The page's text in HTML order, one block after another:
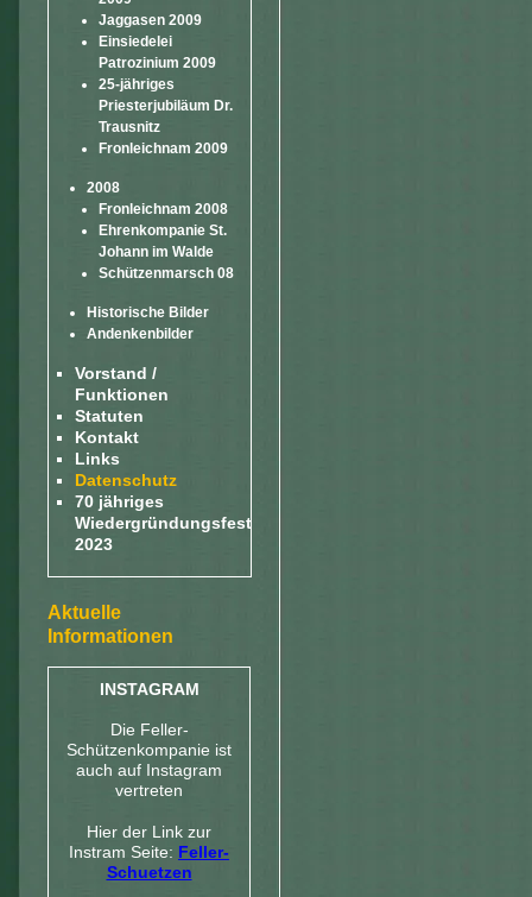
Jaggasen 2009
Einsiedelei
Patrozinium 2009
25-jähriges
Priesterjubiläum Dr.
Trausnitz
Fronleichnam 2009
2008
Fronleichnam 2008
Ehrenkompanie St.
Johann im Walde
Schützenmarsch 08
Historische Bilder
Andenkenbilder
Vorstand /
Funktionen
Statuten
Kontakt
Links
Datenschutz
70 jähriges
Wiedergründungsfest
2023
Aktuelle
Informationen
INSTAGRAM
Die Feller-
Schützenkompanie ist
auch auf Instagram
vertreten
Hier der Link zur
Instram Seite: Feller-
Schuetzen